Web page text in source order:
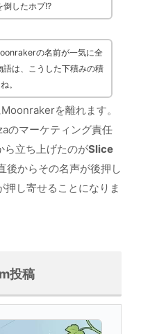
したホプ!?
の名前が一気に全
は、こうした下積みの積
。
を離れます。
のマーケティング責任
ら立ち上げたのがSlice
後からその名声が後押し
押し寄せることになりま
投稿